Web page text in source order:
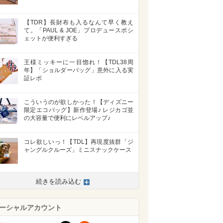
【TDR】長財布も入るなんて早く教え
て。「PAUL & JOE」プロデュースポシ
ェットが便利すぎる
王様ミッキーに一目惚れ！【TDL38周
年】「ショルダーバッグ」意外に入る実
証レポ
こういうのが欲しかった！【ディズニー
限定エコバッグ】新作登場♪ レジカゴ並
の大容量で便利にレベルアップ♪
コレ欲しいっ！【TDL】再現度抜群「ジ
ャングルクルーズ」ミニスナックケース
続きを読み込む
シャルアカウント